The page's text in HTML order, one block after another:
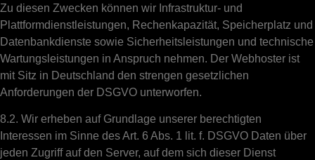
Zu diesen Zwecken können wir Infrastruktur- und
Plattformdienstleistungen, Rechenkapazität, Speicherplatz und
Datenbankdienste sowie Sicherheitsleistungen und technische
Wartungsleistungen in Anspruch nehmen. Der Webhoster ist
mit Sitz in Deutschland den strengen gesetzlichen
Anforderungen der DSGVO unterworfen.
8.2. Wir erheben auf Grundlage unserer berechtigten
Interessen im Sinne des Art. 6 Abs. 1 lit. f. DSGVO Daten über
jeden Zugriff auf den Server, auf dem sich dieser Dienst